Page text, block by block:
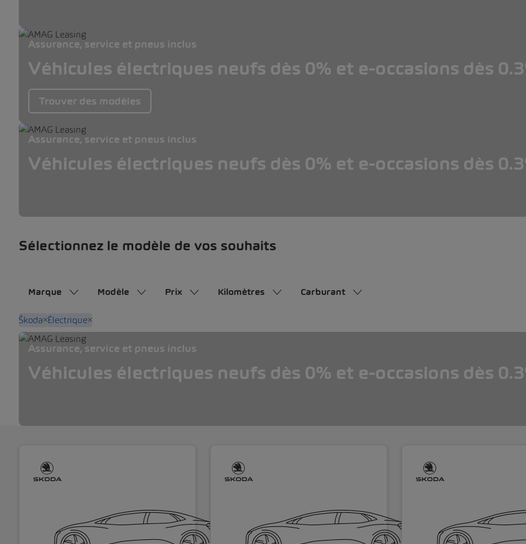
Assurance, service et pneus inclus
Véhicules électriques neufs dès 0% et e-occasions dès
Trouver des modèles
Assurance, service et pneus inclus
Véhicules électriques neufs dès 0% et e-occasions dès
Sélectionnez le modèle de vos souhaits
Marque Modèle Prix Kilomètres Carburant
Škoda Électrique
Assurance, service et pneus inclus
Véhicules électriques neufs dès 0% et e-occasions dès